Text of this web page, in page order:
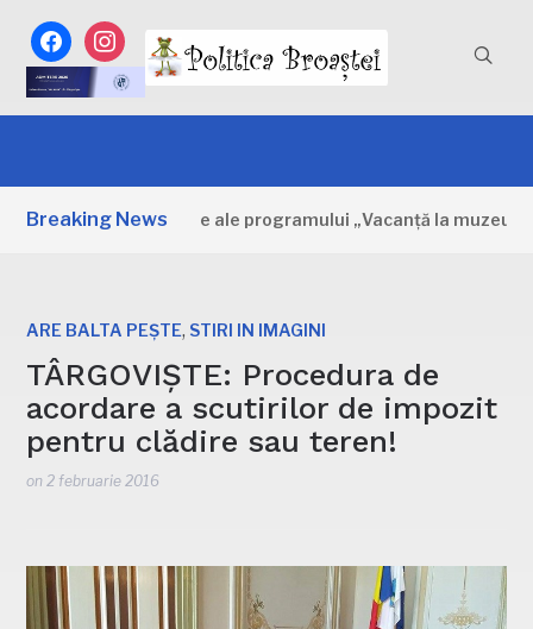
facebookinstagram
Breaking News
Primele zile ale programului „Vacanță la muzeu”
ARE BALTA PEȘTE, STIRI IN IMAGINI
TÂRGOVIȘTE: Procedura de
acordare a scutirilor de impozit
pentru clădire sau teren!
on 2 februarie 2016